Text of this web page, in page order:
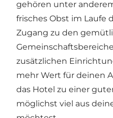
gehören unter
frisches Obst im Laufe
Zugang zu den
zusätzlichen
mehr Wert für deinen
das Hotel zu einer
möglichst viel aus